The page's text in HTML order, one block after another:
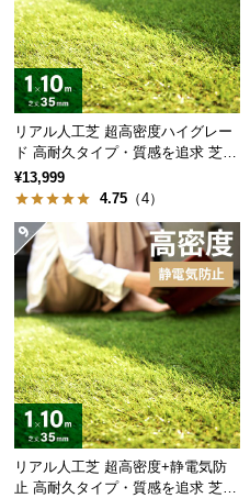
企
業
情
報
o.,
リアル人工芝 超高密度ハイグレー
ド 高耐久タイプ・質感を追求 芝丈
35mm 1×10m
¥13,999
4.75 （4）
リアル人工芝 超高密度+静電気防
止 高耐久タイプ・質感を追求 芝丈